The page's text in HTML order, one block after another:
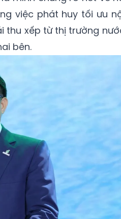
việc phát huy tối ưu
thu xếp từ thị trường
bên.